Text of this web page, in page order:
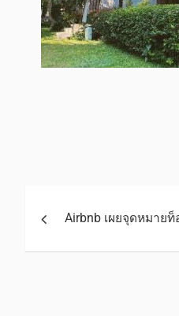
Airbnb เผยจุดหมาย